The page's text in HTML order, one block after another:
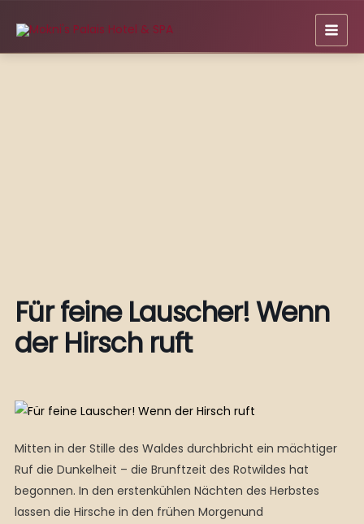
Inhalt
springen
Für feine Lauscher! Wenn
der Hirsch ruft
Mitten in der Stille des Waldes durchbricht ein mächtiger
Ruf die Dunkelheit – die Brunftzeit des Rotwildes hat
begonnen. In den erstenkühlen Nächten des Herbstes
lassen die Hirsche in den frühen Morgenund